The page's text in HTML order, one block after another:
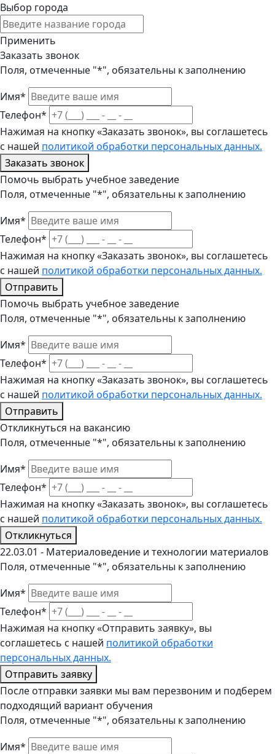
Выбор города
Применить
Заказать звонок
Поля, отмеченные "*", обязательны к заполнению
Имя*
Телефон*
Нажимая на кнопку «Заказать звонок», вы соглашетесь
с нашей политикой обработки персональных данных.
Заказать звонок
Помочь выбрать учебное заведение
Поля, отмеченные "*", обязательны к заполнению
Имя*
Телефон*
Нажимая на кнопку «Заказать звонок», вы соглашетесь
с нашей политикой обработки персональных данных.
Отправить
Помочь выбрать учебное заведение
Поля, отмеченные "*", обязательны к заполнению
Имя*
Телефон*
Нажимая на кнопку «Заказать звонок», вы соглашетесь
с нашей политикой обработки персональных данных.
Отправить
Откликнуться на вакансию
Поля, отмеченные "*", обязательны к заполнению
Имя*
Телефон*
Нажимая на кнопку «Заказать звонок», вы соглашетесь
с нашей политикой обработки персональных данных.
Откликнуться
22.03.01 - Материаловедение и технологии материалов
Поля, отмеченные "*", обязательны к заполнению
Имя*
Телефон*
Нажимая на кнопку «Отправить заявку», вы
соглашетесь с нашей политикой обработки
персональных данных.
Отправить заявку
После отправки заявки мы вам перезвоним и подберем
подходящий вариант обучения
Поля, отмеченные "*", обязательны к заполнению
Имя*